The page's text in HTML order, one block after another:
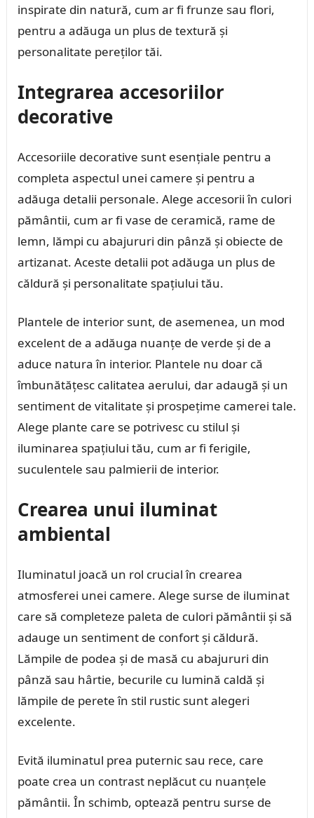
inspirate din natură, cum ar fi frunze sau flori,
pentru a adăuga un plus de textură și
personalitate pereților tăi.
Integrarea accesoriilor
decorative
Accesoriile decorative sunt esențiale pentru a
completa aspectul unei camere și pentru a
adăuga detalii personale. Alege accesorii în culori
pământii, cum ar fi vase de ceramică, rame de
lemn, lămpi cu abajururi din pânză și obiecte de
artizanat. Aceste detalii pot adăuga un plus de
căldură și personalitate spațiului tău.
Plantele de interior sunt, de asemenea, un mod
excelent de a adăuga nuanțe de verde și de a
aduce natura în interior. Plantele nu doar că
îmbunătățesc calitatea aerului, dar adaugă și un
sentiment de vitalitate și prospețime camerei tale.
Alege plante care se potrivesc cu stilul și
iluminarea spațiului tău, cum ar fi ferigile,
suculentele sau palmierii de interior.
Crearea unui iluminat
ambiental
Iluminatul joacă un rol crucial în crearea
atmosferei unei camere. Alege surse de iluminat
care să completeze paleta de culori pământii și să
adauge un sentiment de confort și căldură.
Lămpile de podea și de masă cu abajururi din
pânză sau hârtie, becurile cu lumină caldă și
lămpile de perete în stil rustic sunt alegeri
excelente.
Evită iluminatul prea puternic sau rece, care
poate crea un contrast neplăcut cu nuanțele
pământii. În schimb, optează pentru surse de